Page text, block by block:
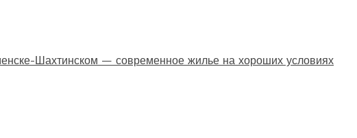
Шахтинском — современное жилье на хороших условиях